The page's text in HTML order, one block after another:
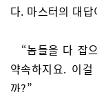
다. 마스터의 대
“놈들을 다 잡
약속하지요. 이
까?”